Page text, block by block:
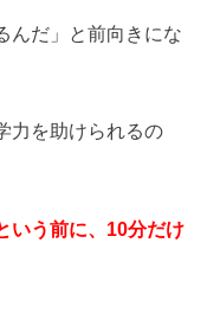
んだ」と前向きにな
力を助けられるの
いう前に、10分だけ